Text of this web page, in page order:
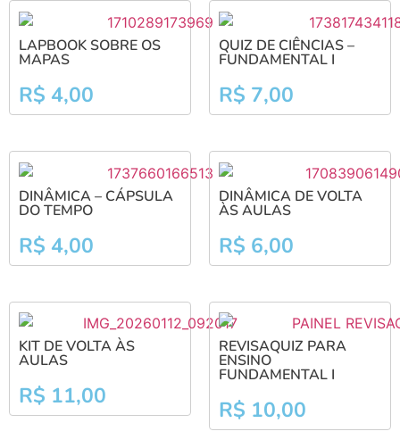
LAPBOOK SOBRE OS
MAPAS
R$ 4,00
QUIZ DE CIÊNCIAS –
FUNDAMENTAL I
R$ 7,00
DINÂMICA – CÁPSULA
DO TEMPO
R$ 4,00
DINÂMICA DE VOLTA
ÀS AULAS
R$ 6,00
KIT DE VOLTA ÀS
AULAS
R$ 11,00
REVISAQUIZ PARA
ENSINO
FUNDAMENTAL I
R$ 10,00